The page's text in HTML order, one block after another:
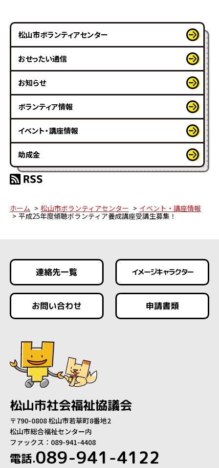
松山市ボランティアセンター
おせったい通信
お知らせ
ボランティア情報
イベント・講座情報
助成金
ホーム 松山市ボランティアセンター
イベント・講座情報
平成25年度傾聴ボランティア養成講座受講生募集！
連絡先一覧 イメージキャラクター
お問い合わせ 申請書類
松山市社会福祉協議会
〒790-0808 松山市若草町8番地2
松山市総合福祉センター内
ファックス：089-941-4408
電話.089-941-4122